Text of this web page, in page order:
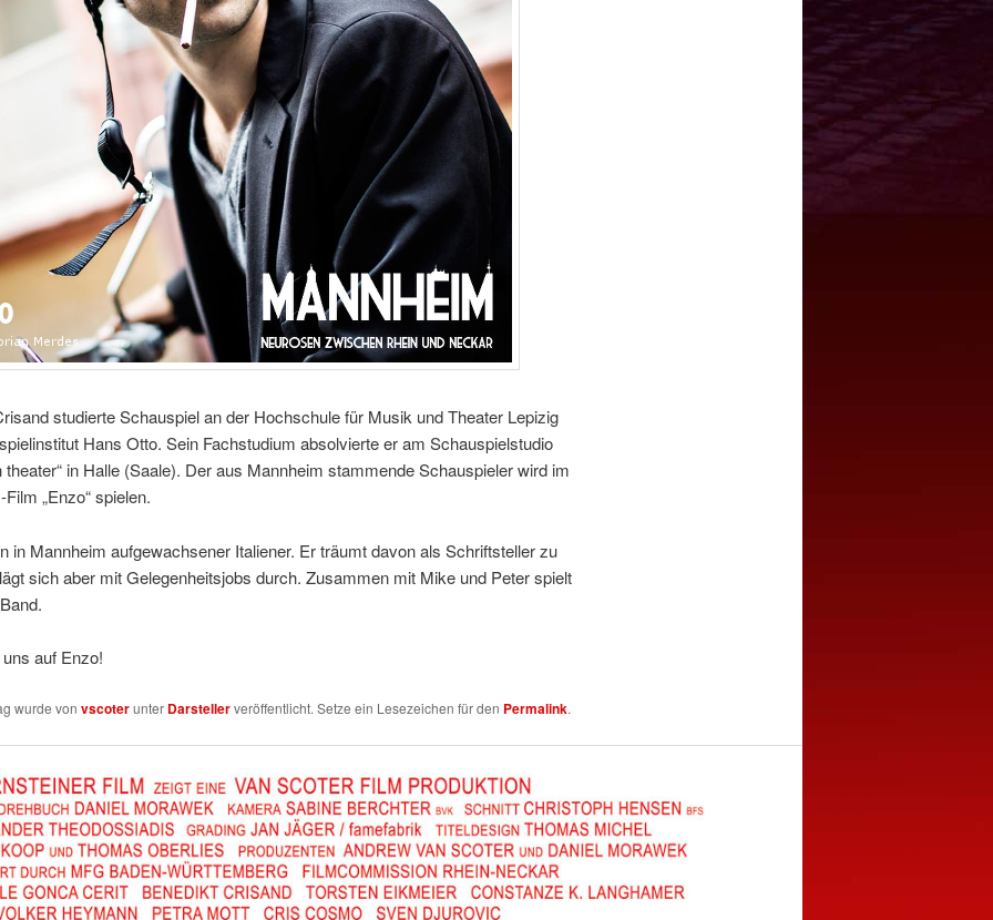
studierte Schauspiel an der Hochschule für Musik und Theater Lepizig
Hans Otto. Sein Fachstudium absolvierte er am Schauspielstudio
theater“ in Halle (Saale). Der aus Mannheim stammende Schauspieler wird im
„Enzo“ spielen.
in Mannheim aufgewachsener Italiener. Er träumt davon als Schriftsteller zu
sich aber mit Gelegenheitsjobs durch. Zusammen mit Mike und Peter spielt
auf Enzo!
wurde von vscoterunter Darstellerveröffentlicht. Setze ein Lesezeichen für den Permalink.